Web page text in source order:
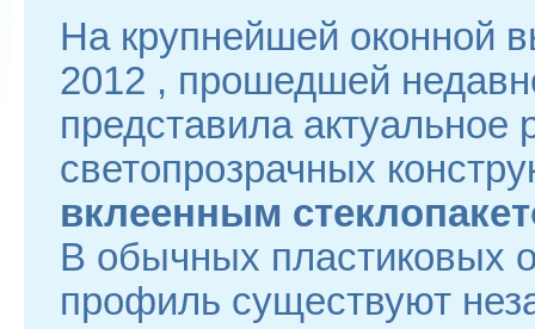
На крупнейшей оконной
2012 , прошедшей
представила
светопрозрачных
вклеенным
В обычных пластиковых
профиль существуют